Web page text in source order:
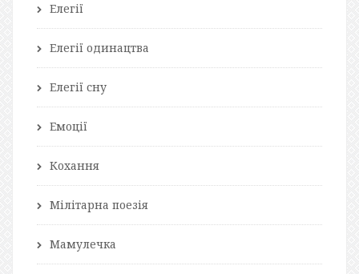
Елегії
Елегії одинацтва
Елегії сну
Емоції
Кохання
Мілітарна поезія
Мамулечка